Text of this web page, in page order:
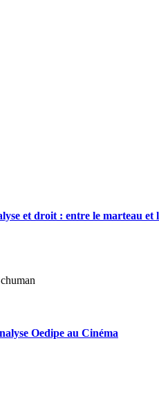
et droit : entre le marteau et
Oedipe au Cinéma